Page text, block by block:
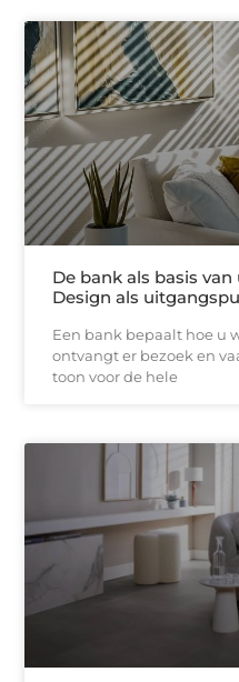
De bank als basis
Design als
Een bank bepaalt hoe u
ontvangt er bezoek en
toon voor de hele